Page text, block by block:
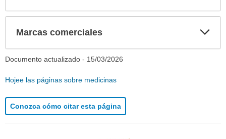
Marcas comerciales
Documento actualizado - 15/03/2026
Hojee las páginas sobre medicinas
Conozca cómo citar esta página